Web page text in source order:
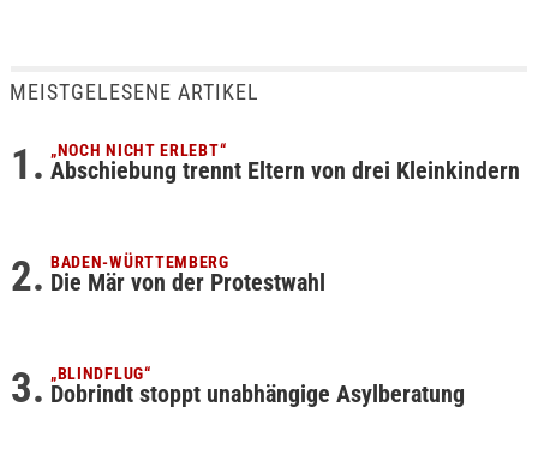
MEISTGELESENE ARTIKEL
„NOCH NICHT ERLEBT“
Abschiebung trennt Eltern von drei Kleinkindern
BADEN-WÜRTTEMBERG
Die Mär von der Protestwahl
„BLINDFLUG“
Dobrindt stoppt unabhängige Asylberatung